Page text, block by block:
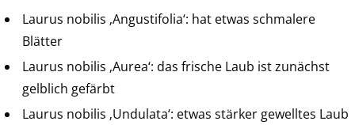
Laurus nobilis ‚Angustifolia‘: hat etwas schmalere
Blätter
Laurus nobilis ‚Aurea‘: das frische Laub ist zunächst
gelblich gefärbt
Laurus nobilis ‚Undulata‘: etwas stärker gewelltes Laub